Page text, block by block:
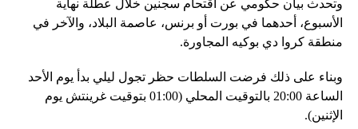
احتياطي»، لافتاً إلى أنّه «فور إنجاز عملية الانتشار هذه،
سنستعرض المسائل المتعلّقة بالاستعدادات لاستخدام الأسلحة
النووية غير الاستراتيجية».
وفي أوكرانيا، فكّكت أجهزة الأمن شبكة من العملاء التابعين
لجهاز الأمن الفدرالي الروسي «كانوا يعدّون لاغتيال الرئيس
الأوكراني» فولوديمير زيلينسكي ومسؤولين كبار آخرين، مثل
وتحدث بيان حكومي عن اقتحام سجنين خلال عطلة نهاية
الأسبوع، أحدهما في بورت أو برنس، عاصمة البلاد، والآخر في
منطقة كروا دي بوكيه المجاورة.
وبناء على ذلك فرضت السلطات حظر تجول ليلي بدأ يوم الأحد
الساعة 20:00 بالتوقيت المحلي (01:00 بتوقيت غرينتش يوم
الإثنين).